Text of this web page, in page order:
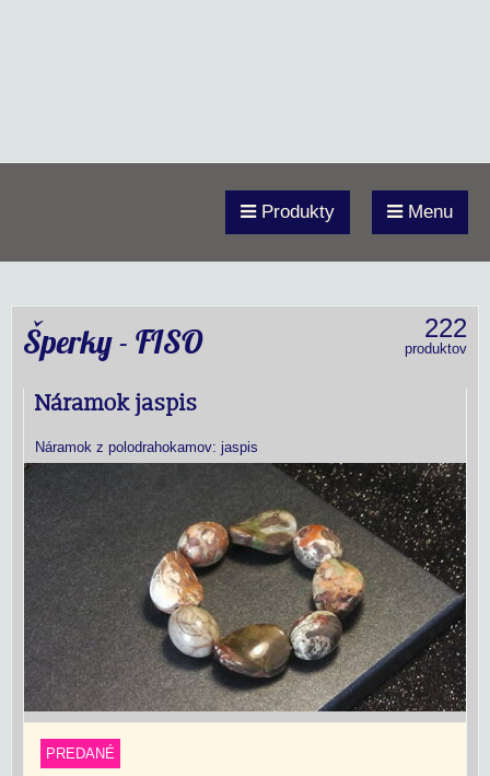
Produkty Menu
Šperky - FISO 222
produktov
Náramok jaspis
Náramok z polodrahokamov: jaspis
PREDANÉ